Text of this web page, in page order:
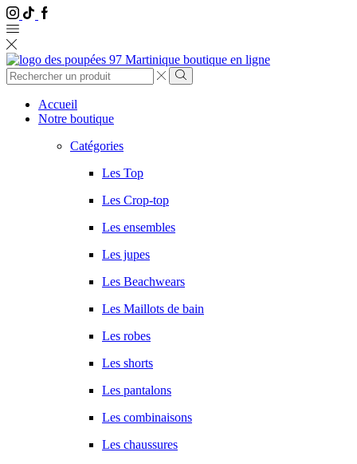
Instagram
Tik Facebook
Entrée
de
recherche
Chercher
Accueil
Notre boutique
Catégories
Les Top
Les Crop-top
Les ensembles
Les jupes
Les Beachwears
Les Maillots de bain
Les robes
Les shorts
Les pantalons
Les combinaisons
Les chaussures